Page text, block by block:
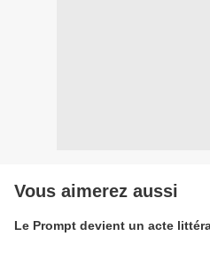
Vous aimerez aussi
Le Prompt devient un acte